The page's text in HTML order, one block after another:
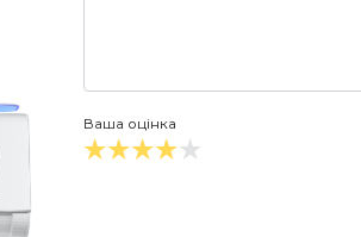
Ваша оцінка